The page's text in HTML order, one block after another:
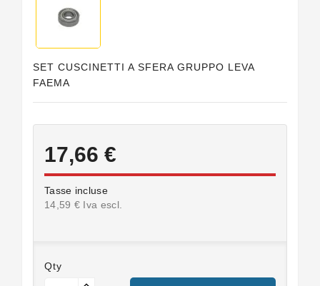
SET CUSCINETTI A SFERA GRUPPO LEVA
FAEMA
17,66 €
Tasse incluse
14,59 € Iva escl.
Qty